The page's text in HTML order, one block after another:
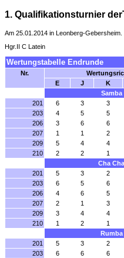
1. Qualifikationsturnier
Am 25.01.2014 in Leonberg-Gebersheim.
Hgr.II C Latein
Wertungstabelle Endrunde
Nr.
E
J K
Samba
201
6 3 3
203
4 5 5
206
3 6 6
207
1 1 2
209
5 4 4
210
2 2 1
Cha Cha
201
5 3 2
203
6 5 6
206
4 6 5
207
2 1 3
209
3 4 4
210
1 2 1
Rumba
201
5 3 2
203
6 6 6